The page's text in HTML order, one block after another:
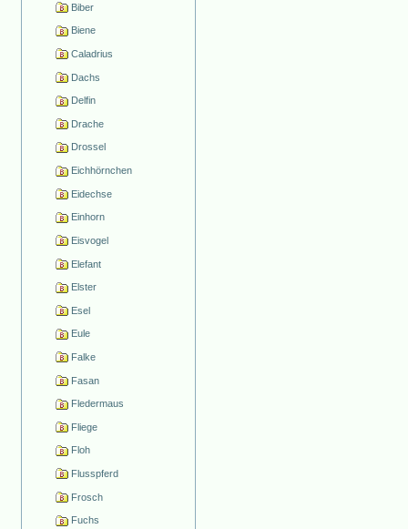
Biber
Biene
Caladrius
Dachs
Delfin
Drache
Drossel
Eichhörnchen
Eidechse
Einhorn
Eisvogel
Elefant
Elster
Esel
Eule
Falke
Fasan
Fledermaus
Fliege
Floh
Flusspferd
Frosch
Fuchs